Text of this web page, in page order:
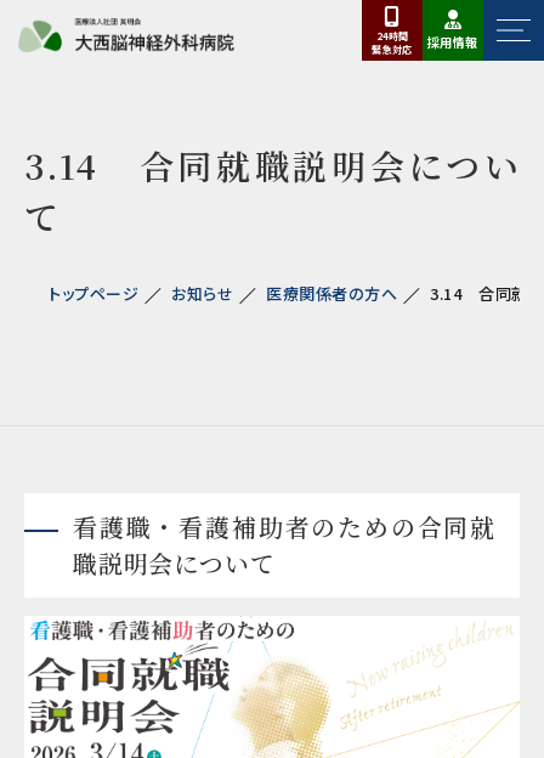
24時間
緊急対応 採用情報
3.14 合同就職説明会につい
て
トップページ お知らせ 医療関係者の方へ 3.14 合同就職
看護職・看護補助者のための合同就
職説明会について